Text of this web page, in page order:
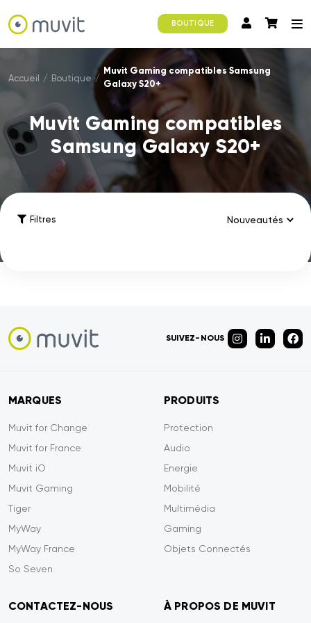
BOUTIQUE
Accueil / Boutique /
Muvit Gaming compatibles Samsung
Galaxy S20+
Muvit Gaming compatibles
Samsung Galaxy S20+
Filtres
SUIVEZ-NOUS
MARQUES
Muvit for Change
Muvit for France
Muvit iO
Muvit Gaming
Tiger
MyWay
MyWay France
So Seven
PRODUITS
Protection
Audio
Energie
Mobilité
Multimédia
Gaming
Objets Connectés
CONTACTEZ-NOUS À PROPOS DE MUVIT